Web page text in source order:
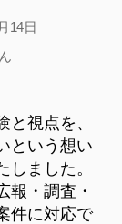
14日
視点を、
という想い
ました。
報・調査・
件に対応で